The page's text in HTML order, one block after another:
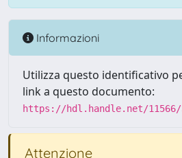
Informazioni
Utilizza questo identificativo
link a questo documento:
https://hdl.handle.net/11566/
Attenzione